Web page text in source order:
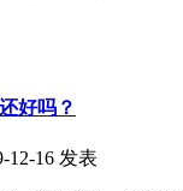
好吗？
12-16 发表